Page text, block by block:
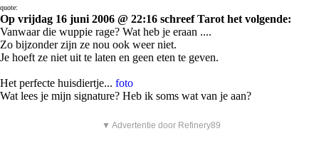
quote:
Op vrijdag 16 juni 2006 @ 22:16 schreef Tarot het volgende:
Vanwaar die wuppie rage? Wat heb je eraan ....
Zo bijzonder zijn ze nou ook weer niet.
Je hoeft ze niet uit te laten en geen eten te geven.
Het perfecte huisdiertje... foto
Wat lees je mijn signature? Heb ik soms wat van je aan?
▼ Advertentie door Refinery89